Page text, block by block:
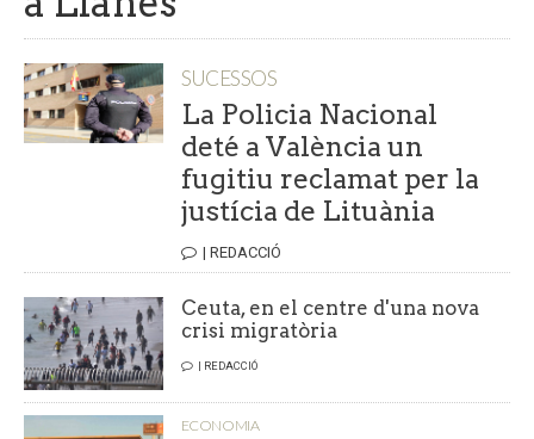
SUCESSOS
La Policia Nacional
deté a València un
fugitiu reclamat per la
justícia de Lituània
| REDACCIÓ
Ceuta, en el centre d'una nova
crisi migratòria
| REDACCIÓ
ECONOMIA